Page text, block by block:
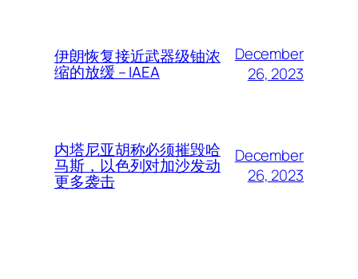
伊朗恢复接近武器级铀浓
缩的放缓 – IAEA
December
26, 2023
内塔尼亚胡称必须摧毁哈
马斯，以色列对加沙发动
更多袭击
December
26, 2023